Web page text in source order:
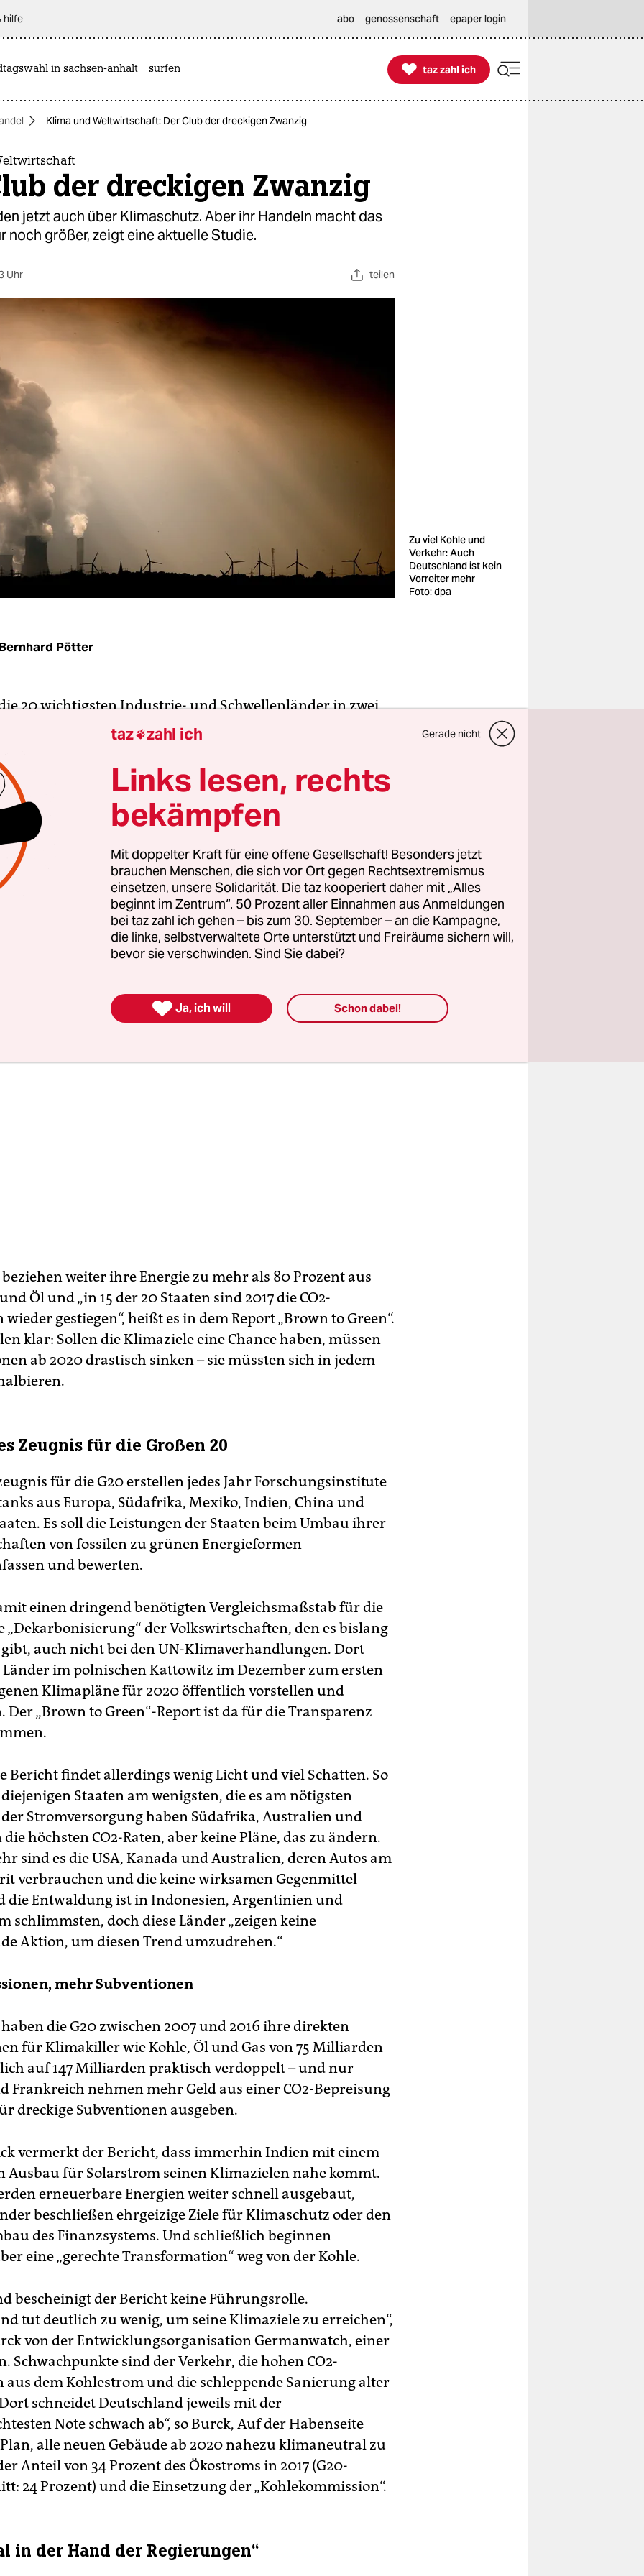
hilfe abo genossenschaft epaper login
in sachsen-anhalt surfen 
taz zahl ich
taz zahl ich
Klima und Weltwirtschaft: Der Club der dreckigen Zwanzig
der dreckigen Zwanzig
jetzt auch über Klimaschutz. Aber ihr Handeln macht das
noch größer, zeigt eine aktuelle Studie.
Uhr teilen
Zu viel Kohle und
Verkehr: Auch
Deutschland ist kein
Vorreiter mehr
Foto: dpa
Bernhard Pötter
20 wichtigsten Industrie- und Schwellenländer in zwei
Buenos Aires treffen, feiern sie eine Weltpremiere: Zum
die G20 unter argentinischer Präsidentschaft eine
zum Thema „Klima-Nachhaltigkeit“ einführen.
die gleiche Verantwortung“, sagte dazu im Frühjahr der
Umweltminister Sergio Bergman, „Wir können die Tür zu
und stabilen Zukunft für alle öffnen.“
werfen die G20-Länder, die für 80 Prozent der
CO2-Emissionen verantwortlich sind, diese Tür gerade mit
„Kein Klimaplan der G20-Länder lässt sich mit dem
vereinbaren“, befindet ein aktueller Bericht von 14
Forschungsinstituten, der am Mittwoch veröffentlicht
weiter ihre Energie zu mehr als 80 Prozent aus
Öl und „in 15 der 20 Staaten sind 2017 die CO2-
wieder gestiegen“, heißt es in dem Report „Brown to Green“.
klar: Sollen die Klimaziele eine Chance haben, müssen
ab 2020 drastisch sinken – sie müssten sich in jedem
Zeugnis für die Großen 20
für die G20 erstellen jedes Jahr Forschungsinstitute
aus Europa, Südafrika, Mexiko, Indien, China und
Es soll die Leistungen der Staaten beim Umbau ihrer
von fossilen zu grünen Energieformen
und bewerten.
einen dringend benötigten Vergleichsmaßstab für die
„Dekarbonisierung“ der Volkswirtschaften, den es bislang
auch nicht bei den UN-Klimaverhandlungen. Dort
Länder im polnischen Kattowitz im Dezember zum ersten
Klimapläne für 2020 öffentlich vorstellen und
Der „Brown to Green“-Report ist da für die Transparenz
Bericht findet allerdings wenig Licht und viel Schatten. So
Staaten am wenigsten, die es am nötigsten
Stromversorgung haben Südafrika, Australien und
höchsten CO2-Raten, aber keine Pläne, das zu ändern.
sind es die USA, Kanada und Australien, deren Autos am
verbrauchen und die keine wirksamen Gegenmittel
die Entwaldung ist in Indonesien, Argentinien und
schlimmsten, doch diese Länder „zeigen keine
Aktion, um diesen Trend umzudrehen.“
mehr Subventionen
die G20 zwischen 2007 und 2016 ihre direkten
für Klimakiller wie Kohle, Öl und Gas von 75 Milliarden
auf 147 Milliarden praktisch verdoppelt – und nur
Frankreich nehmen mehr Geld aus einer CO2-Bepreisung
dreckige Subventionen ausgeben.
vermerkt der Bericht, dass immerhin Indien mit einem
Ausbau für Solarstrom seinen Klimazielen nahe kommt.
erneuerbare Energien weiter schnell ausgebaut,
beschließen ehrgeizige Ziele für Klimaschutz oder den
des Finanzsystems. Und schließlich beginnen
eine „gerechte Transformation“ weg von der Kohle.
bescheinigt der Bericht keine Führungsrolle.
tut deutlich zu wenig, um seine Klimaziele zu erreichen“,
von der Entwicklungsorganisation Germanwatch, einer
Schwachpunkte sind der Verkehr, die hohen CO2-
aus dem Kohlestrom und die schleppende Sanierung alter
schneidet Deutschland jeweils mit der
Note schwach ab“, so Burck, Auf der Habenseite
alle neuen Gebäude ab 2020 nahezu klimaneutral zu
Anteil von 34 Prozent des Ökostroms in 2017 (G20-
24 Prozent) und die Einsetzung der „Kohlekommission“.
in der Hand der Regierungen“
taz zahl ich Gerade nicht
Links lesen, rechts
bekämpfen
Mit doppelter Kraft für eine offene Gesellschaft! Besonders jetzt
brauchen Menschen, die sich vor Ort gegen Rechtsextremismus
einsetzen, unsere Solidarität. Die taz kooperiert daher mit „Alles
beginnt im Zentrum“. 50 Prozent aller Einnahmen aus Anmeldungen
bei taz zahl ich gehen – bis zum 30. September – an die Kampagne,
die linke, selbstverwaltete Orte unterstützt und Freiräume sichern will,
bevor sie verschwinden. Sind Sie dabei?
 Ja, ich will Schon dabei!